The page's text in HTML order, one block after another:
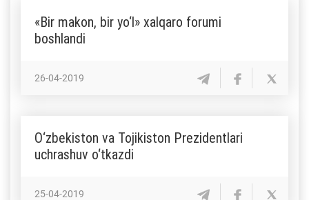
«Bir makon, bir yo‘l» xalqaro forumi
boshlandi
26-04-2019
O‘zbekiston va Tojikiston Prezidentlari
uchrashuv o‘tkazdi
25-04-2019